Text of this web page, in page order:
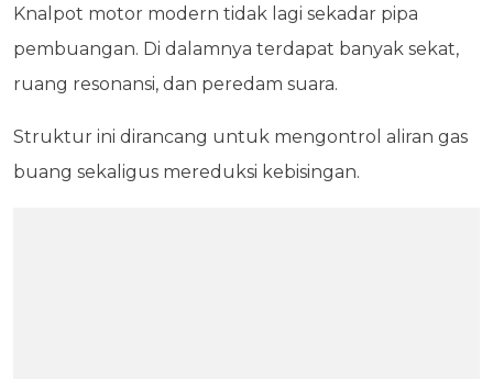
Knalpot motor modern tidak lagi sekadar pipa
pembuangan. Di dalamnya terdapat banyak sekat,
ruang resonansi, dan peredam suara.
Struktur ini dirancang untuk mengontrol aliran gas
buang sekaligus mereduksi kebisingan.